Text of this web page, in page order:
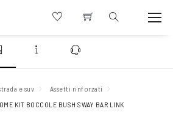
e suv
Assetti rinforzati
OME KIT BOCCOLE BUSH SWAY BAR LINK